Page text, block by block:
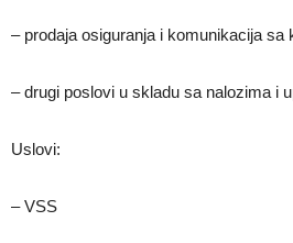
– prodaja osiguranja i komunikacija sa
– drugi poslovi u skladu sa nalozima i
Uslovi:
– VSS